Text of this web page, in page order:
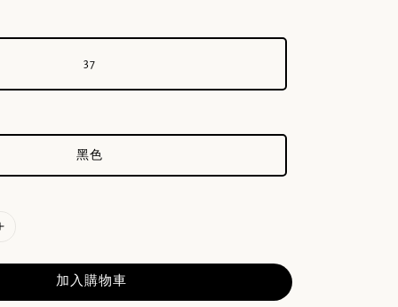
37
黑色
加入購物車